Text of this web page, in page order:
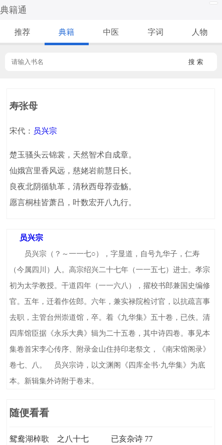
典籍通
推荐 典籍 中医 字词 人物
搜 索
寿张母
宋代： 员兴宗
楚玉骚头云锦裳，天然智术自成章。
仙娥宫里香风远，慈姥岩前慧日长。
良夜北阴循轨革，清秋西母荐壶觞。
愿言桐桂皆萧吕，叶数宏开八九行。
员兴宗
员兴宗（？～一一七○），字显道，自号九华子，仁寿
（今属四川）人。高宗绍兴二十七年（一一五七）进士。孝宗
初为太学教授。干道四年（一一六八），擢校书郎兼国史编修
官。五年，迁着作佐郎。六年，兼实禄院检讨官，以抗疏言事
去职，主管台州崇道馆，卒。着《九华集》五十卷，已佚。清
四库馆臣据《永乐大典》辑为二十五卷，其中诗四卷。事见本
集卷首宋李心传序、附录金山住持印老祭文，《南宋馆阁录》
卷七、八。 员兴宗诗，以文渊阁《四库全书·九华集》为底
本。新辑集外诗附于卷末。
随便看看
鸳鸯湖棹歌 之八十七 已亥杂诗 77